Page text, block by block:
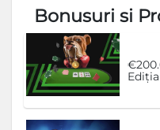
Bonusuri si